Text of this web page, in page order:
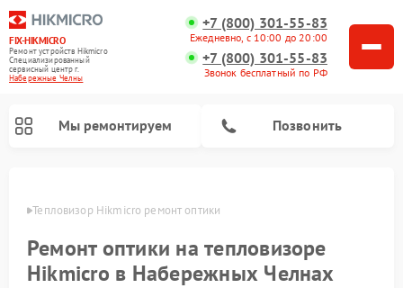
FIX-HIKMICRO
Ремонт устройств Hikmicro
Специализированный
cервисный центр г.
Набережные Челны
+7 (800) 301-55-83
Ежедневно, с 10:00 до 20:00
+7 (800) 301-55-83
Звонок бесплатный по РФ
Мы ремонтируем Позвонить
Тепловизор Hikmicro ремонт оптики
Ремонт оптики на тепловизоре
Hikmicro в Набережных Челнах